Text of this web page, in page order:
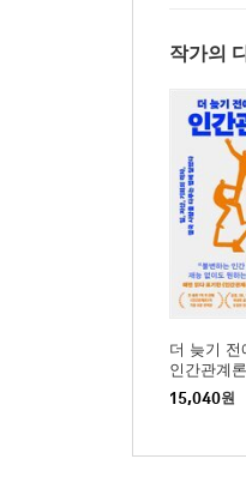
7 개에게도
9 당신이 원
Chapter 5
Chapter 6
1 최대한 빨
2 사랑하라
3 이렇게 하
4 모두를 행
5 여성들에게
작가의
더 늦기 전
인간관계론
15,040원